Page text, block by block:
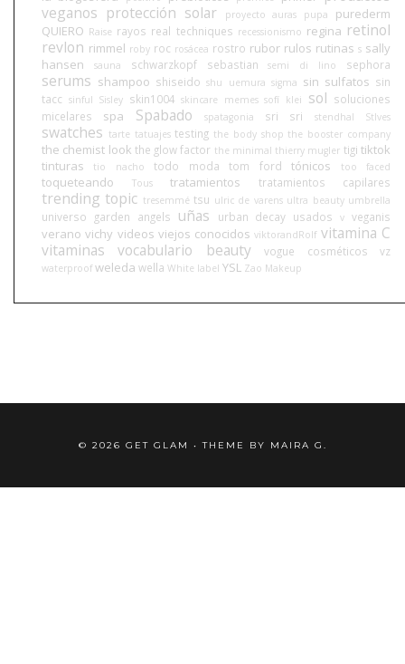
veganos protección solar proyecto auras pupa
purederm
QUIERO Raise rayos real techniques recessionismo regina retinol
revlon rimmel roby roc rosácea rostro rubor rulos rutinas s sally
hansen
sauna schwarzkopf sebastian semi di lino sephora
serums shampoo shiseido shu uemura sigma sin sulfatos sin
tacc sinful Sisley skin1004 skincare memes sofí klei sol soluciones
micelares
spa Spabado spatagonia sri sri stendhal StIves
swatches tarte tatuajes testing the body shop the booster company
the chemist look the glow factor the minimal thierry mugler tigi tiktok
tinturas
tio nacho todo moda tom ford tónicos too faced
toqueteando Tous tratamientos tratamientos capilares
trending topic tresemmé tsu ulric de varens ultra beauty umbrella
universo garden angels uñas urban decay usados v veganis
verano vichy videos viejos conocidos viktorandRolf vitamina C
vitaminas
vocabulario beauty vogue cosméticos vz
waterproof weleda wella White label YSL Zao Makeup
© 2026 GET GLAM • THEME BY MAIRA G.